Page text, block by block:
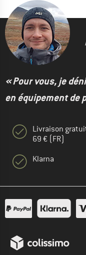
« Pour vous, je
en équipement de
Livraison
69 € (FR)
Klarna